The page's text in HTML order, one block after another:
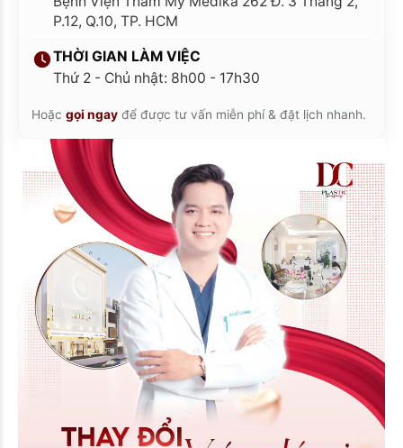
P.12, Q.10, TP. HCM
THỜI GIAN LÀM VIỆC
Thứ 2 - Chủ nhật: 8h00 - 17h30
Hoặc gọi ngay để được tư vấn miễn phí & đặt lịch nhanh.